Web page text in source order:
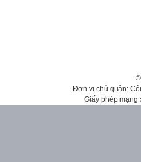
Đơn vị chủ quản:
Giấy phép mạng